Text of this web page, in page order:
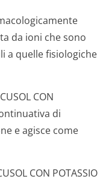
da ioni che sono
a quelle fisiologiche
CON
di
e agisce come
CON POTASSIO